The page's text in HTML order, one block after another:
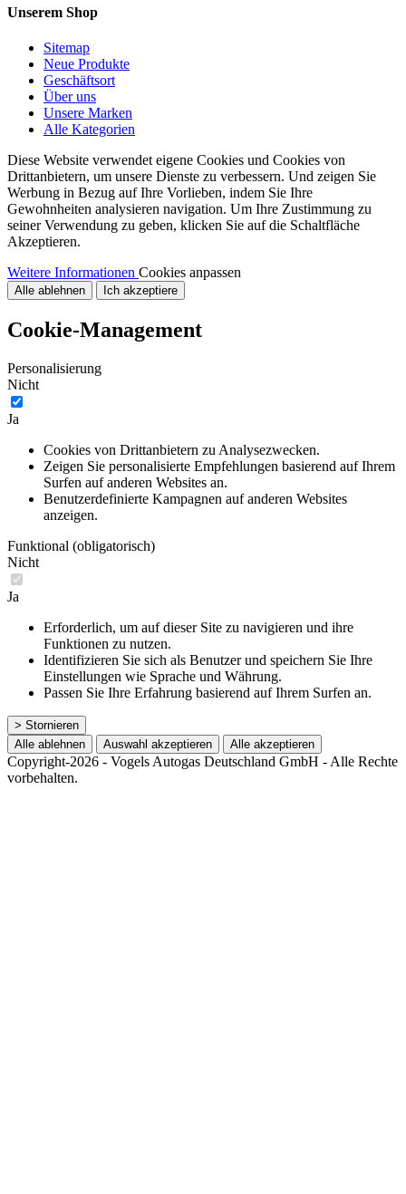
Unserem Shop
Sitemap
Neue Produkte
Geschäftsort
Über uns
Unsere Marken
Alle Kategorien
Diese Website verwendet eigene Cookies und Cookies von
Drittanbietern, um unsere Dienste zu verbessern. Und zeigen Sie
Werbung in Bezug auf Ihre Vorlieben, indem Sie Ihre
Gewohnheiten analysieren navigation. Um Ihre Zustimmung zu
seiner Verwendung zu geben, klicken Sie auf die Schaltfläche
Akzeptieren.
Weitere Informationen Cookies anpassen
Alle ablehnen Ich akzeptiere
Cookie-Management
Personalisierung
Nicht
Ja
Cookies von Drittanbietern zu Analysezwecken.
Zeigen Sie personalisierte Empfehlungen basierend auf Ihrem
Surfen auf anderen Websites an.
Benutzerdefinierte Kampagnen auf anderen Websites
anzeigen.
Funktional (obligatorisch)
Nicht
Ja
Erforderlich, um auf dieser Site zu navigieren und ihre
Funktionen zu nutzen.
Identifizieren Sie sich als Benutzer und speichern Sie Ihre
Einstellungen wie Sprache und Währung.
Passen Sie Ihre Erfahrung basierend auf Ihrem Surfen an.
> Stornieren
Alle ablehnen
Auswahl akzeptieren Alle akzeptieren
Copyright-2026 - Vogels Autogas Deutschland GmbH - Alle Rechte
vorbehalten.